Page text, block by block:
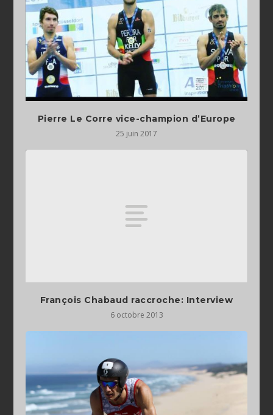
Pierre Le Corre vice-champion d’Europe
25 juin 2017
François Chabaud raccroche: Interview
6 octobre 2013